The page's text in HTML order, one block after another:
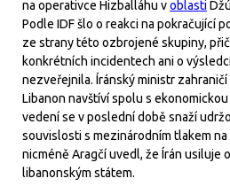
na operativce Hizballáhu voblasti
Podle IDF šlo o reakci na pokračující
ze strany této ozbrojené skupiny,
konkrétních incidentech ani o
nezveřejnila. Íránský ministr zahraničí
Libanon navštíví spolu s
vedení se v poslední době snaží
souvislosti s mezinárodním tlakem
nicméně Aragčí uvedl, že Írán usiluje
libanonským státem.